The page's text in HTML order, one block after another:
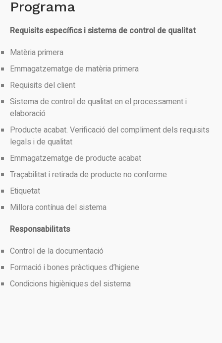
Programa
Requisits específics i sistema de control de qualitat
Matèria primera
Emmagatzematge de matèria primera
Requisits del client
Sistema de control de qualitat en el processament i
elaboració
Producte acabat. Verificació del compliment dels requisits
legals i de qualitat
Emmagatzematge de producte acabat
Traçabilitat i retirada de producte no conforme
Etiquetat
Millora contínua del sistema
Responsabilitats
Control de la documentació
Formació i bones pràctiques d’higiene
Condicions higièniques del sistema